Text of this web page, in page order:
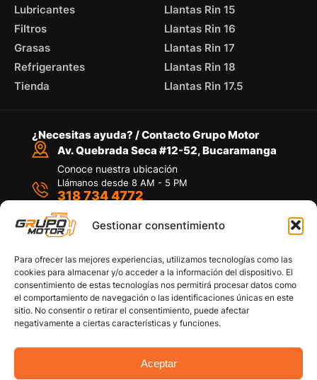
Gestionar consentimiento
Para ofrecer las mejores experiencias, utilizamos tecnologías como las
cookies para almacenar y/o acceder a la información del dispositivo. El
consentimiento de estas tecnologías nos permitirá procesar datos como
el comportamiento de navegación o las identificaciones únicas en este
sitio. No consentir o retirar el consentimiento, puede afectar
negativamente a ciertas características y funciones.
Aceptar
Lubricantes
Filtros
Grasas
Refrigerantes
Tienda
Llantas Rin 15
Llantas Rin 16
Llantas Rin 17
Llantas Rin 18
Llantas Rin 17.5
¿Necesitas ayuda? / Contacto Grupo Motor
Av. Quebrada Seca #12-52, Bucaramanga
Conoce nuestra ubicación
Llámanos desde 8 AM - 5 PM
318 734 4772
Por medio de WhatsApp
Políticas de privacidad
Política de devoluciones y/o reembolsos
Términos y Condiciones